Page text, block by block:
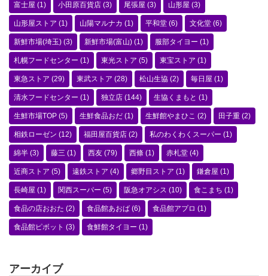
富士屋 (1) 小田原百貨店 (3) 尾張屋 (3) 山形屋 (3)
山形屋ストア (1) 山陽マルナカ (1) 平和堂 (6) 文化堂 (6)
新鮮市場(埼玉) (3) 新鮮市場(富山) (1) 服部タイヨー (1)
札幌フードセンター (1) 東光ストア (5) 東宝ストア (1)
東急ストア (29) 東武ストア (28) 松山生協 (2) 毎日屋 (1)
清水フードセンター (1) 独立店 (144) 生協くまもと (1)
生鮮市場TOP (5) 生鮮食品おだ (1) 生鮮館やまひこ (2) 田子重 (2)
相鉄ローゼン (12) 福田屋百貨店 (2) 私のわくわくスーパー (1)
綿半 (3) 藤三 (1) 西友 (79) 西條 (1) 赤札堂 (4)
近商ストア (5) 遠鉄ストア (4) 郷野目ストア (1) 鎌倉屋 (1)
長崎屋 (1) 関西スーパー (5) 阪急オアシス (10) 食こまち (1)
食品の店おおた (2) 食品館あおば (6) 食品館アプロ (1)
食品館ピボット (3) 食鮮館タイヨー (1)
アーカイブ